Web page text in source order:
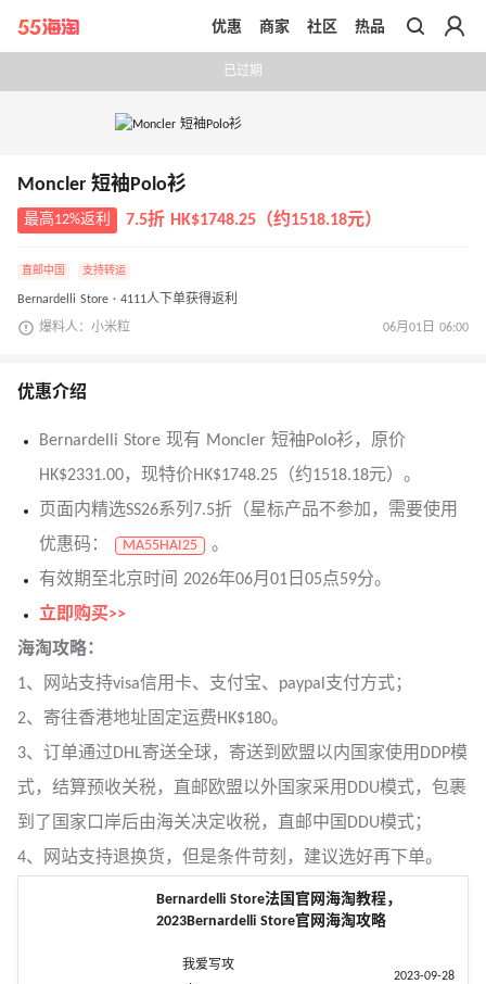
带你去官网买正品
优惠 商家 社区 热品
已过期
Moncler 短袖Polo衫
最高12%返利 7.5折 HK$1748.25（约1518.18元）
直邮中国 支持转运
Bernardelli Store · 4111人下单获得返利
爆料人：小米粒 06月01日 06:00
优惠介绍
Bernardelli Store 现有 Moncler 短袖Polo衫，原价
HK$2331.00，现特价HK$1748.25（约1518.18元）。
页面内精选SS26系列7.5折（星标产品不参加，需要使用
优惠码：
MA55HAI25
。
有效期至北京时间 2026年06月01日05点59分。
立即购买>>
海淘攻略：
1、网站支持visa信用卡、支付宝、paypal支付方式；
2、寄往香港地址固定运费HK$180。
3、订单通过DHL寄送全球，寄送到欧盟以内国家使用DDP模
式，结算预收关税，直邮欧盟以外国家采用DDU模式，包裹
到了国家口岸后由海关决定收税，直邮中国DDU模式；
4、网站支持退换货，但是条件苛刻，建议选好再下单。
Bernardelli Store法国官网海淘教程，
2023Bernardelli Store官网海淘攻略
我爱写攻
2023-09-28